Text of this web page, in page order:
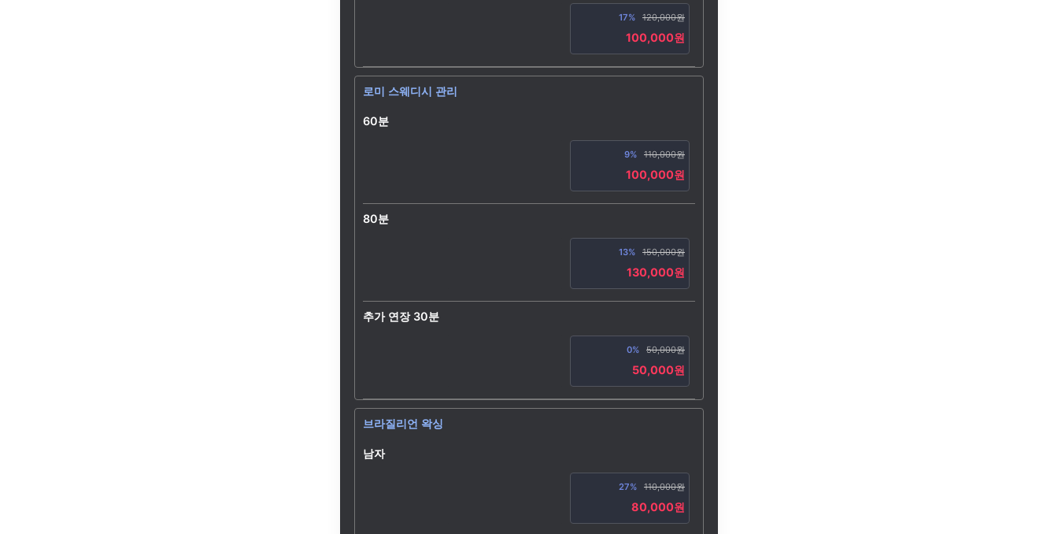
17% 120,000원
100,000원
로미 스웨디시 관리
60분
9% 110,000원
100,000원
80분
13% 150,000원
130,000원
추가 연장 30분
0% 50,000원
50,000원
브라질리언 왁싱
남자
27% 110,000원
80,000원